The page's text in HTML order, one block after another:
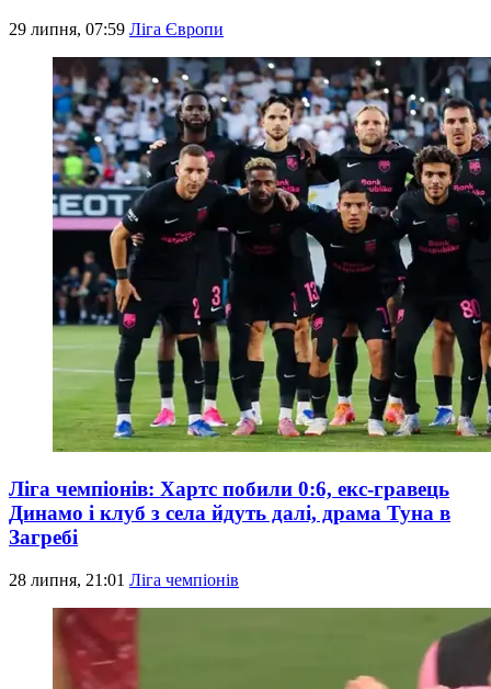
29 липня, 07:59 Ліга Європи
Ліга чемпіонів: Хартс побили 0:6, екс-гравець
Динамо і клуб з села йдуть далі, драма Туна в
Загребі
28 липня, 21:01 Ліга чемпіонів